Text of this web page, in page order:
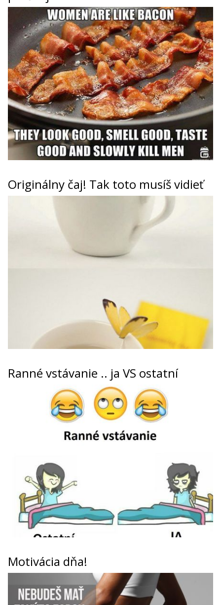
Originálny čaj! Tak toto musíš vidieť
Ranné vstávanie .. ja VS ostatní
Motivácia dňa!